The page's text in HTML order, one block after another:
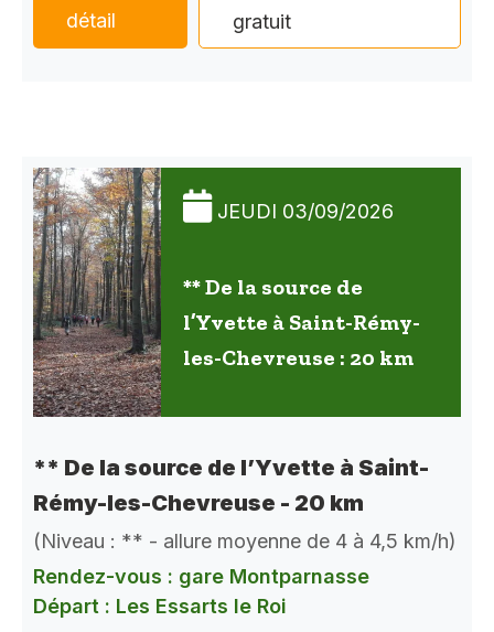
détail
gratuit
JEUDI 03/09/2026
** De la source de
l’Yvette à Saint-Rémy-
les-Chevreuse : 20 km
** De la source de l’Yvette à Saint-
Rémy-les-Chevreuse - 20 km
(Niveau : ** - allure moyenne de 4 à 4,5 km/h)
Rendez-vous : gare Montparnasse
Départ : Les Essarts le Roi